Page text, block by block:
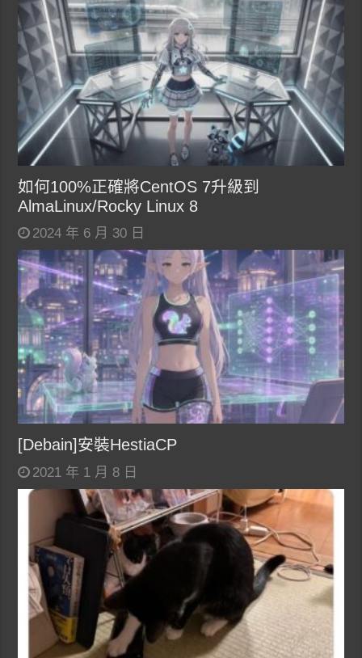
如何100%正確將CentOS 7升級到
AlmaLinux/Rocky Linux 8
2024 年 6 月 30 日
[Debain]安裝HestiaCP
2021 年 1 月 8 日